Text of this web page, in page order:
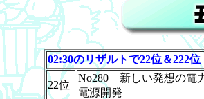
02:30のリザルトで22位＆222位
22位
No280 新しい発想の電
電源開発